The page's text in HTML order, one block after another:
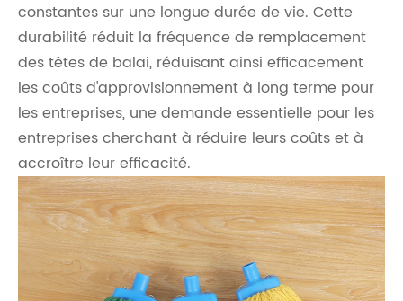
constantes sur une longue durée de vie. Cette
durabilité réduit la fréquence de remplacement
des têtes de balai, réduisant ainsi efficacement
les coûts d'approvisionnement à long terme pour
les entreprises, une demande essentielle pour les
entreprises cherchant à réduire leurs coûts et à
accroître leur efficacité.